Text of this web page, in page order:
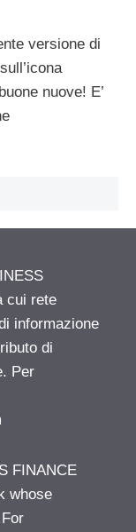
versione di
nuove! E’
cui rete
informazione
di
Per
FINANCE
whose